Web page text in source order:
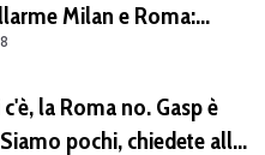
Milan e Roma:
preso subito
la Roma no. Gasp è
pochi, chiedete all